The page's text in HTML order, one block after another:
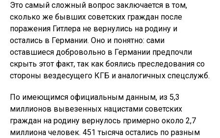
Это самый сложный вопрос заключается в том,
сколько же бывших советских граждан после
поражения Гитлера не вернулись на родину и
остались в Германии. Оно и понятно: сами
оставшиеся добровольно в Германии предпочли
скрыть этот факт, так как боялись преследования со
стороны вездесущего КГБ и аналогичных спецслужб.
По имеющимся официальным данным, из 5,3
миллионов вывезенных нацистами советских
граждан на родину вернулось примерно около 2,7
миллиона человек. 451 тысяча остались по разным